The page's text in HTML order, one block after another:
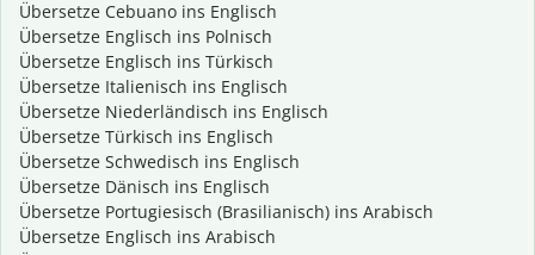
Übersetze Cebuano ins Englisch
Übersetze Englisch ins Polnisch
Übersetze Englisch ins Türkisch
Übersetze Italienisch ins Englisch
Übersetze Niederländisch ins Englisch
Übersetze Türkisch ins Englisch
Übersetze Schwedisch ins Englisch
Übersetze Dänisch ins Englisch
Übersetze Portugiesisch (Brasilianisch) ins Arabisch
Übersetze Englisch ins Arabisch